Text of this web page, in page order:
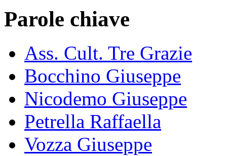
Parole chiave
Ass. Cult. Tre Grazie
Bocchino Giuseppe
Nicodemo Giuseppe
Petrella Raffaella
Vozza Giuseppe